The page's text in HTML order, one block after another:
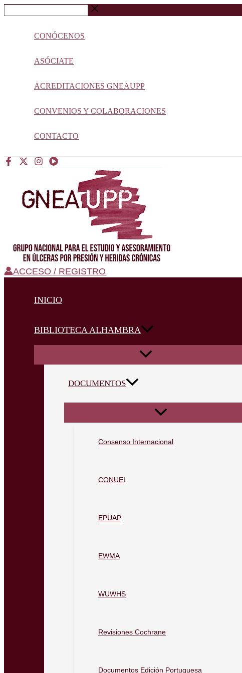
Ir
al
Buscar
…
CONÓCENOS
ASÓCIATE
ACREDITACIONES GNEAUPP
CONVENIOS Y COLABORACIONES
CONTACTO
ACCESO / REGISTRO
INICIO
BIBLIOTECA ALHAMBRA
DOCUMENTOS
Consenso Internacional
CONUEI
EPUAP
EWMA
WUWHS
Revisiones Cochrane
Documentos Edición Portuguesa